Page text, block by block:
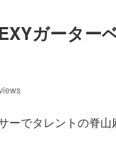
ガーター
ーでタレントの脊